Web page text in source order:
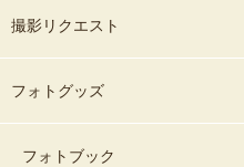
撮影リクエスト
フォトグッズ
フォトブック